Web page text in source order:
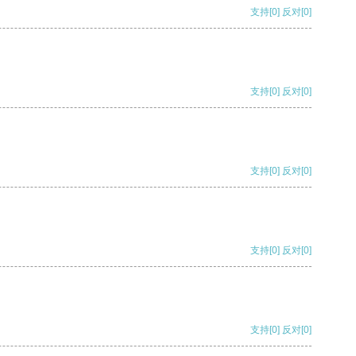
支持[0] 反对[0]
支持[0] 反对[0]
支持[0] 反对[0]
支持[0] 反对[0]
支持[0] 反对[0]